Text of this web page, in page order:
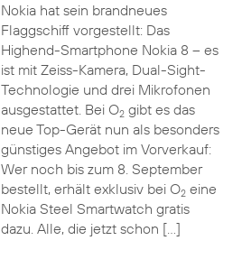
Nokia hat sein brandneues
Flaggschiff vorgestellt: Das
Highend-Smartphone Nokia 8 – es
ist mit Zeiss-Kamera, Dual-Sight-
Technologie und drei Mikrofonen
ausgestattet. Bei O2gibt es das
neue Top-Gerät nun als besonders
günstiges Angebot im Vorverkauf:
Wer noch bis zum 8. September
bestellt, erhält exklusiv bei O2eine
Nokia Steel Smartwatch gratis
dazu. Alle, die jetzt schon […]